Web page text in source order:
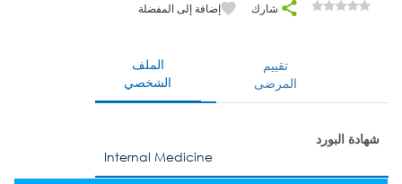
شارك إضافة إلى المفضلة
الملف
الشخصي
تقييم
المرضى
شهادة البورد
Internal Medicine